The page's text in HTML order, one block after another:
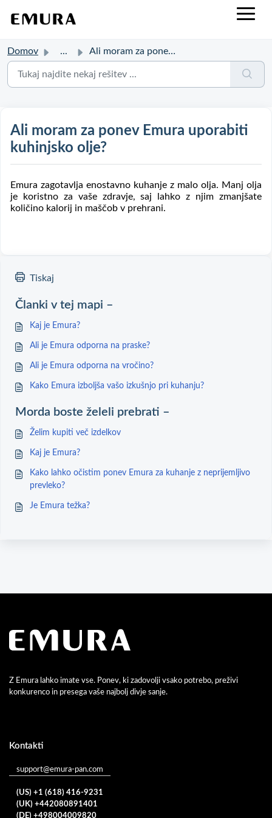
Domov ... Ali moram za ponev Emura uporabiti kuhinjsko olje?
Ali moram za ponev Emura uporabiti
kuhinjsko olje?
Emura zagotavlja enostavno kuhanje z malo olja. Manj olja
je koristno za vaše zdravje, saj lahko z njim zmanjšate
količino kalorij in maščob v prehrani.
Tiskaj
Članki v tej mapi –
Kaj je Emura?
Ali je Emura odporna na praske?
Ali je Emura odporna na vročino?
Kako Emura izboljša vašo izkušnjo pri kuhanju?
Morda boste želeli prebrati –
Želim kupiti več izdelkov
Kaj je Emura?
Kako lahko očistim ponev Emura za kuhanje z neprijemljivo
prevleko?
Je Emura težka?
Z Emura lahko imate vse. Ponev, ki zadovolji vsako potrebo, preživi
konkurenco in presega vaše najbolj divje sanje.
Kontakti
support@emura-pan.com
(US) +1 (618) 416-9231
(UK) +442080891401
(DE) +498004009820